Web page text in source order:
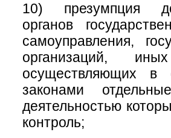
10) презумпция
органов
самоуправления,
организаций,
осуществляющих в
законами
деятельностью
контроль;